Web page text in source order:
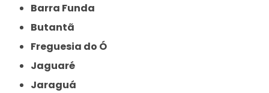
Barra Funda
Butantã
Freguesia do Ó
Jaguaré
Jaraguá